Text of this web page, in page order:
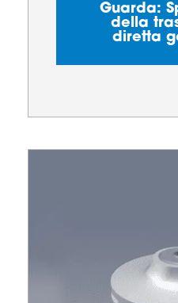
Guarda:
della
diretta